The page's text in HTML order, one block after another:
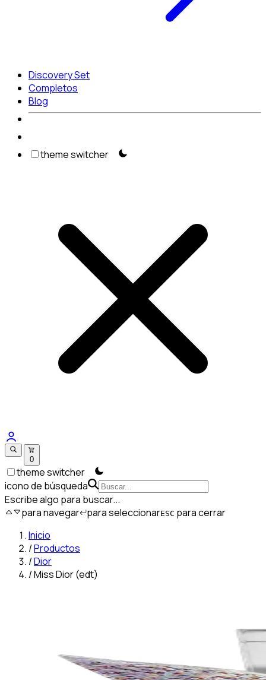
Discovery Set
Completos
Blog
theme switcher
0
theme switcher
icono de búsqueda
Escribe algo para buscar...
para navegar para seleccionarESC para cerrar
Inicio
/Productos
/Dior
/Miss Dior (edt)